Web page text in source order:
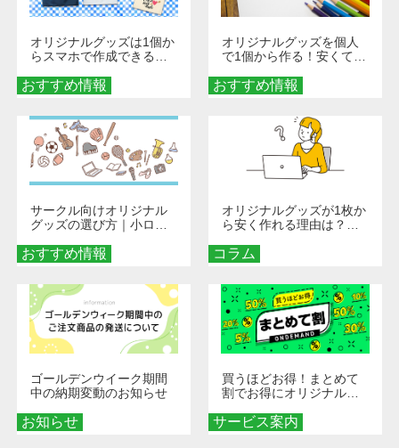
おすすめ情報
オリジナルグッズは1個か
らスマホで作成できる！
くなる巾着＆ポーチ活用
術
おすすめ情報
オリジナルグッズを個人
で1個から作る！安くて簡
秘訣
おすすめ情報
サークル向けオリジナル
グッズの選び方｜小ロッ
める秘訣
コラム
オリジナルグッズが1枚か
ら安く作れる理由は？オ
とメリットを解説
お知らせ
ゴールデンウイーク期間
中の納期変動のお知らせ
サービス案内
買うほどお得！まとめて
割でお得にオリジナルグ